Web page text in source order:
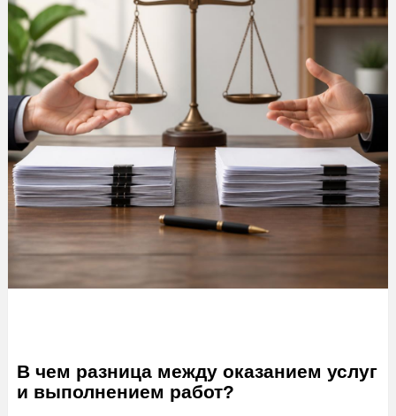
В чем разница между оказанием услуг
и выполнением работ?